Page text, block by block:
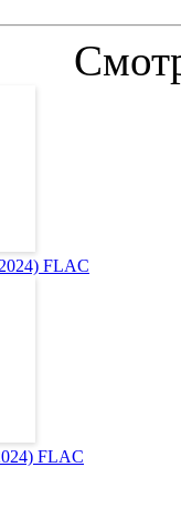
FLAC
FLAC